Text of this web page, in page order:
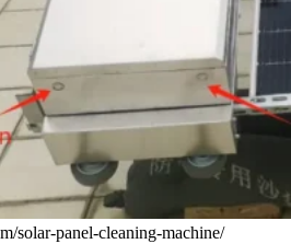
solar-panel-cleaning-machine/